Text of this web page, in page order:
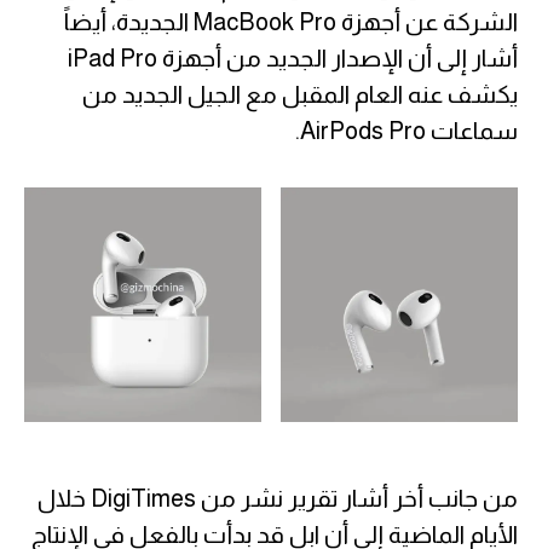
الشركة عن أجهزة MacBook Pro الجديدة، أيضاً
أشار إلى أن الإصدار الجديد من أجهزة iPad Pro
يكشف عنه العام المقبل مع الجيل الجديد من
سماعات AirPods Pro.
من جانب أخر أشار تقرير نشر من DigiTimes خلال
الأيام الماضية إلى أن ابل قد بدأت بالفعل في الإنتاج